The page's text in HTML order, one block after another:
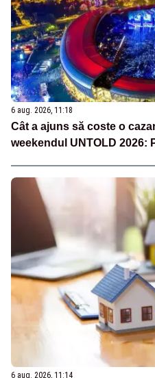
6 aug. 2026, 11:18
Cât a ajuns să coste o
weekendul UNTOLD 2026:
6 aug. 2026, 11:14